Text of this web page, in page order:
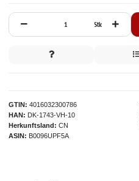
GTIN 4016032300786
HAN
DK-1743-VH-10
Herkunftsland
CN
ASIN
B0096UPF5A
Stk